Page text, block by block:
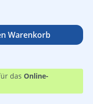
gewünschten
Warenkorb
das Online-